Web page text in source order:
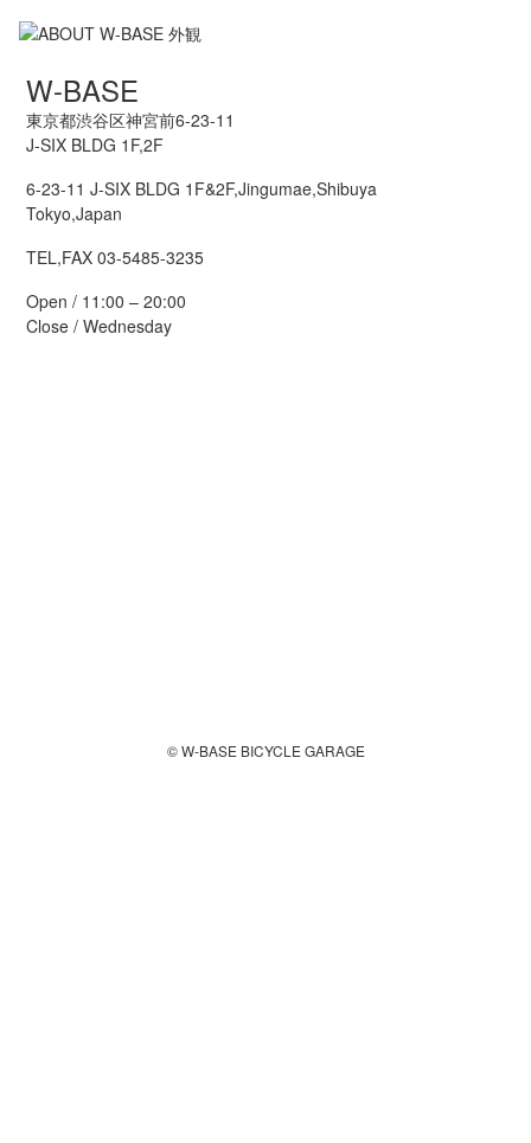
W-BASE
東京都渋谷区神宮前6-23-11
J-SIX BLDG 1F,2F
6-23-11 J-SIX BLDG 1F&2F,Jingumae,Shibuya
Tokyo,Japan
TEL,FAX 03-5485-3235
Open / 11:00 – 20:00
Close / Wednesday
© W-BASE BICYCLE GARAGE